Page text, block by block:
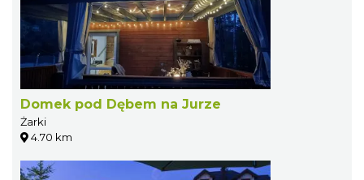
Domek pod Dębem na Jurze
Żarki
4.70 km